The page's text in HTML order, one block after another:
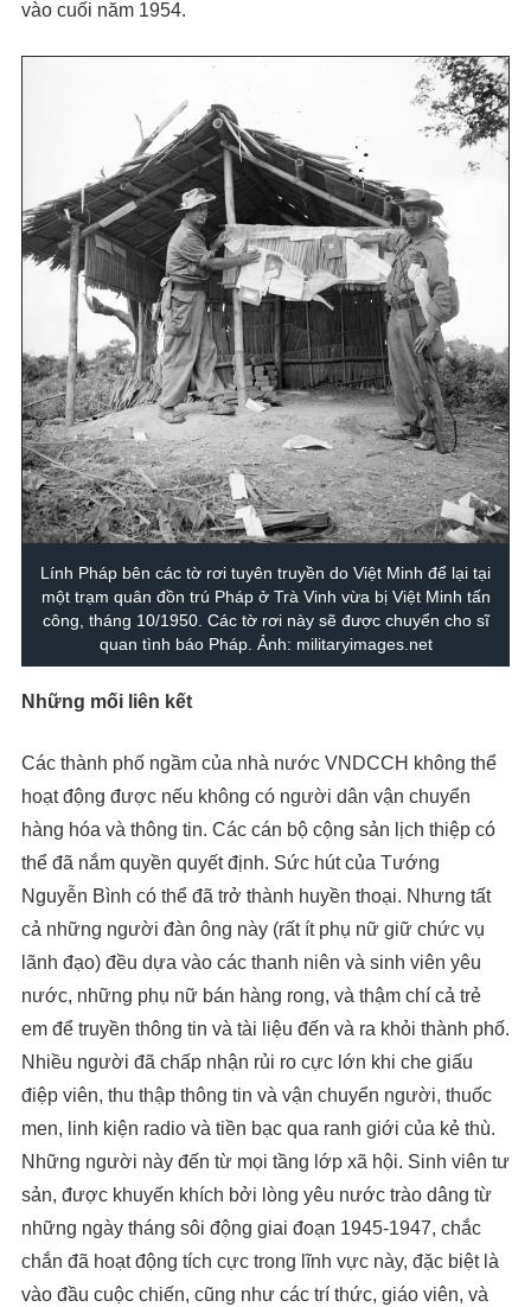
vào cuối năm 1954.
Lính Pháp bên các tờ rơi tuyên truyền do Việt Minh để lại tại
một trạm quân đồn trú Pháp ở Trà Vinh vừa bị Việt Minh tấn
công, tháng 10/1950. Các tờ rơi này sẽ được chuyển cho sĩ
quan tình báo Pháp. Ảnh: militaryimages.net
Những mối iên kết
Các thành phố ngầm của nhà nước VNDCCH không thể
hoạt động được nếu không có người dân vận chuyển
hàng hóa và thông tin. Các cán bộ cộng sản lịch thiệp có
thể đã nắm quyền quyết định. Sức hút của Tướng
Nguyễn Bình có thể đã trở thành huyền thoại. Nhưng tất
cả những người đàn ông này (rất ít phụ nữ giữ chức vụ
lãnh đạo) đều dựa vào các thanh niên và sinh viên yêu
nước, những phụ nữ bán hàng rong, và thậm chí cả trẻ
em để truyền thông tin và tài liệu đến và ra khỏi thành phố.
Nhiều người đã chấp nhận rủi ro cực lớn khi che giấu
điệp viên, thu thập thông tin và vận chuyển người, thuốc
men, linh kiện radio và tiền bạc qua ranh giới của kẻ thù.
Những người này đến từ mọi tầng lớp xã hội. Sinh viên tư
sản, được khuyến khích bởi lòng yêu nước trào dâng từ
những ngày tháng sôi động giai đoạn 1945-1947, chắc
chắn đã hoạt động tích cực trong lĩnh vực này, đặc biệt là
vào đầu cuộc chiến, cũng như các trí thức, giáo viên, và